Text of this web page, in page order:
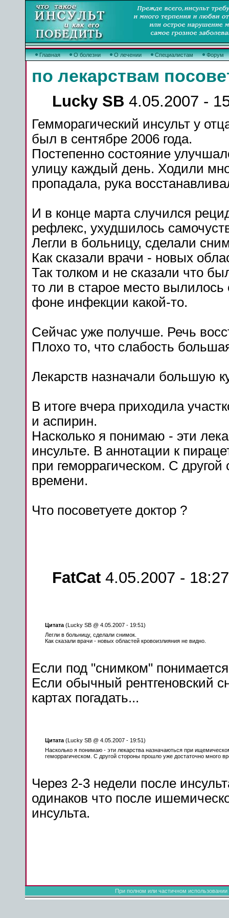
Главная О болезни О лечении Специалистам Форум
по лекарствам
Lucky SB 4.05.2007 -
Гемморагический инсульт у
был в сентябре 2006 года.
Постепенно состояние
улицу каждый день. Ходили
пропадала, рука
И в конце марта случился
рефлекс, ухудшилось
Легли в больницу, сделали
Как сказали врачи - новых
Так толком и не сказали что
то ли в старое место
фоне инфекции какой-то.
Сейчас уже получше. Речь
Плохо то, что слабость
Лекарств назначали большую
В итоге вчера приходила
и аспирин.
Насколько я понимаю - эти
инсульте. В аннотации к
при геморрагическом. С другой
времени.
Что посоветуете доктор ?
FatCat 4.05.2007 - 18:27
Цитата(Lucky SB @ 4.05.2007 - 19:51)
Легли в больницу, сделали снимок.
Как сказали врачи - новых областей кровоизлияния не видно.
Если под "снимком"
Если обычный рентгеновский
картах погадать...
Цитата(Lucky SB @ 4.05.2007 - 19:51)
Насколько я понимаю - эти лекарстваназначаються при
геморрагическом . С другой стороны прошло уже достаточно много
Через 2-3 недели после
одинаков что после
инсульта.
При полном или частичном